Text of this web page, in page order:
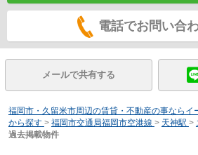
電話でお問い合
メールで共有する
福岡市・久留米市周辺の賃貸・不動産の事ならイ
から探す > 福岡市交通局福岡市空港線 > 天神駅 >
過去掲載物件